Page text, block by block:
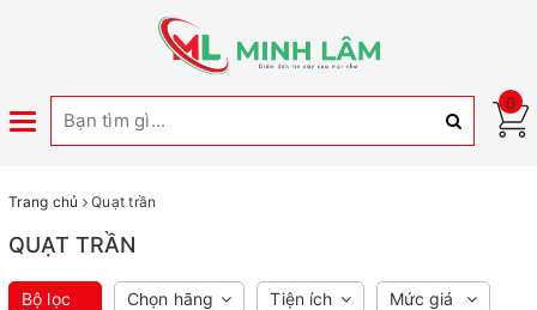
Toggle
0
Trang chủ Quạt trần
QUẠT TRẦN
Bộ lọc Chọn hãng Tiện ích Mức giá